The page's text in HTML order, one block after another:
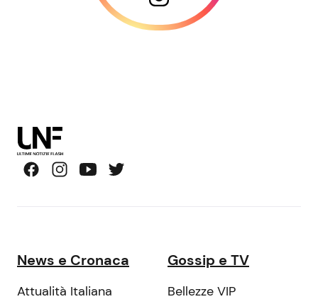
News e Cronaca
Attualità Italiana
Gossip e TV
Bellezze VIP